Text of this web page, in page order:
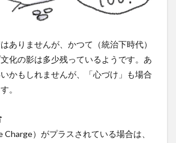
ありませんが、かつて（統治下時代）
化の影は多少残っているようです。あ
かもしれませんが、「心づけ」も場合
。
Charge）がプラスされている場合は、